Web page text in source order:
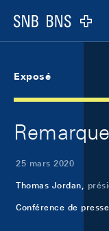
Logo
Exposé
25 mars 2020
Thomas Jordan,
Conférence de